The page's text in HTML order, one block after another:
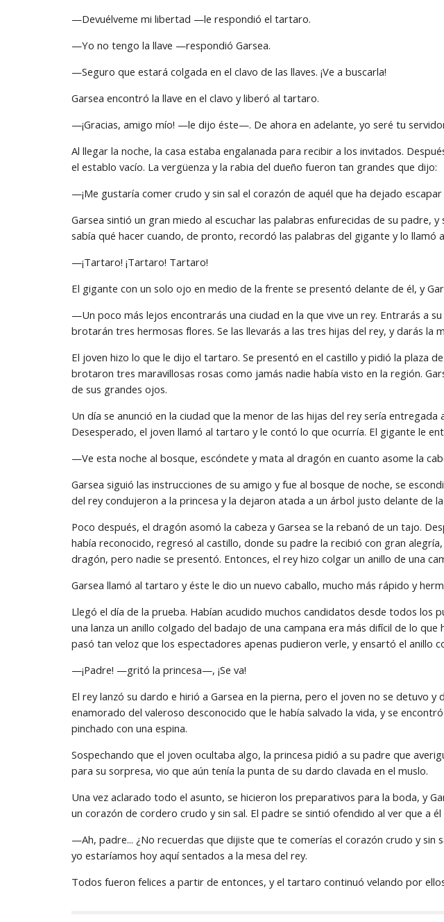
—Devuélveme mi libertad —le respondió el tartaro.
—Yo no tengo la llave —respondió Garsea.
—Seguro que estará colgada en el clavo de las llaves. ¡Ve a buscarla!
Garsea encontró la llave en el clavo y liberó al tartaro.
—¡Gracias, amigo mío! —le dijo éste—. De ahora en adelante, yo seré tu
Al llegar la noche, la casa estaba engalanada para recibir a los invitados.
el establo vacío. La vergüenza y la rabia del dueño fueron tan grandes que dijo:
—¡Me gustaría comer crudo y sin sal el corazón de aquél que ha dejado
Garsea sintió un gran miedo al escuchar las palabras enfurecidas de su padre,
sabía qué hacer cuando, de pronto, recordó las palabras del gigante y lo llamó
—¡Tartaro! ¡Tartaro! Tartaro!
El gigante con un solo ojo en medio de la frente se presentó delante de él, y
—Un poco más lejos encontrarás una ciudad en la que vive un rey. Entrarás a
brotarán tres hermosas flores. Se las llevarás a las tres hijas del rey, y darás la
El joven hizo lo que le dijo el tartaro. Se presentó en el castillo y pidió la plaza
brotaron tres maravillosas rosas como jamás nadie había visto en la región.
de sus grandes ojos.
Un día se anunció en la ciudad que la menor de las hijas del rey sería
Desesperado, el joven llamó al tartaro y le contó lo que ocurría. El gigante le
—Ve esta noche al bosque, escóndete y mata al dragón en cuanto asome la
Garsea siguió las instrucciones de su amigo y fue al bosque de noche, se
del rey condujeron a la princesa y la dejaron atada a un árbol justo delante de
Poco después, el dragón asomó la cabeza y Garsea se la rebanó de un tajo.
había reconocido, regresó al castillo, donde su padre la recibió con gran
dragón, pero nadie se presentó. Entonces, el rey hizo colgar un anillo de una
Garsea llamó al tartaro y éste le dio un nuevo caballo, mucho más rápido y
Llegó el día de la prueba. Habían acudido muchos candidatos desde todos los
una lanza un anillo colgado del badajo de una campana era más difícil de lo
pasó tan veloz que los espectadores apenas pudieron verle, y ensartó el anillo
—¡Padre! —gritó la princesa—, ¡Se va!
El rey lanzó su dardo e hirió a Garsea en la pierna, pero el joven no se detuvo
enamorado del valeroso desconocido que le había salvado la vida, y se
pinchado con una espina.
Sospechando que el joven ocultaba algo, la princesa pidió a su padre que
para su sorpresa, vio que aún tenía la punta de su dardo clavada en el muslo.
Una vez aclarado todo el asunto, se hicieron los preparativos para la boda, y
un corazón de cordero crudo y sin sal. El padre se sintió ofendido al ver que a
—Ah, padre... ¿No recuerdas que dijiste que te comerías el corazón crudo y
yo estaríamos hoy aquí sentados a la mesa del rey.
Todos fueron felices a partir de entonces, y el tartaro continuó velando por